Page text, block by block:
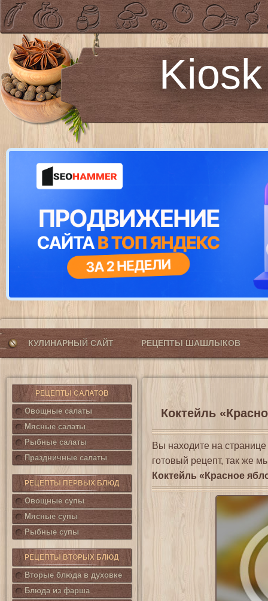
КУЛИНАРНЫЙ САЙТ РЕЦЕПТЫ ШАШЛЫКОВ
РЕЦЕПТЫ САЛАТОВ
Овощные салаты
Мясные салаты
Рыбные салаты
Праздничные салаты
РЕЦЕПТЫ ПЕРВЫХ БЛЮД
Овощные супы
Мясные супы
Рыбные супы
РЕЦЕПТЫ ВТОРЫХ БЛЮД
Вторые блюда в духовке
Блюда из фарша
Коктейль
Вы находите на странице
готовый рецепт, так же
Коктейль «Красное